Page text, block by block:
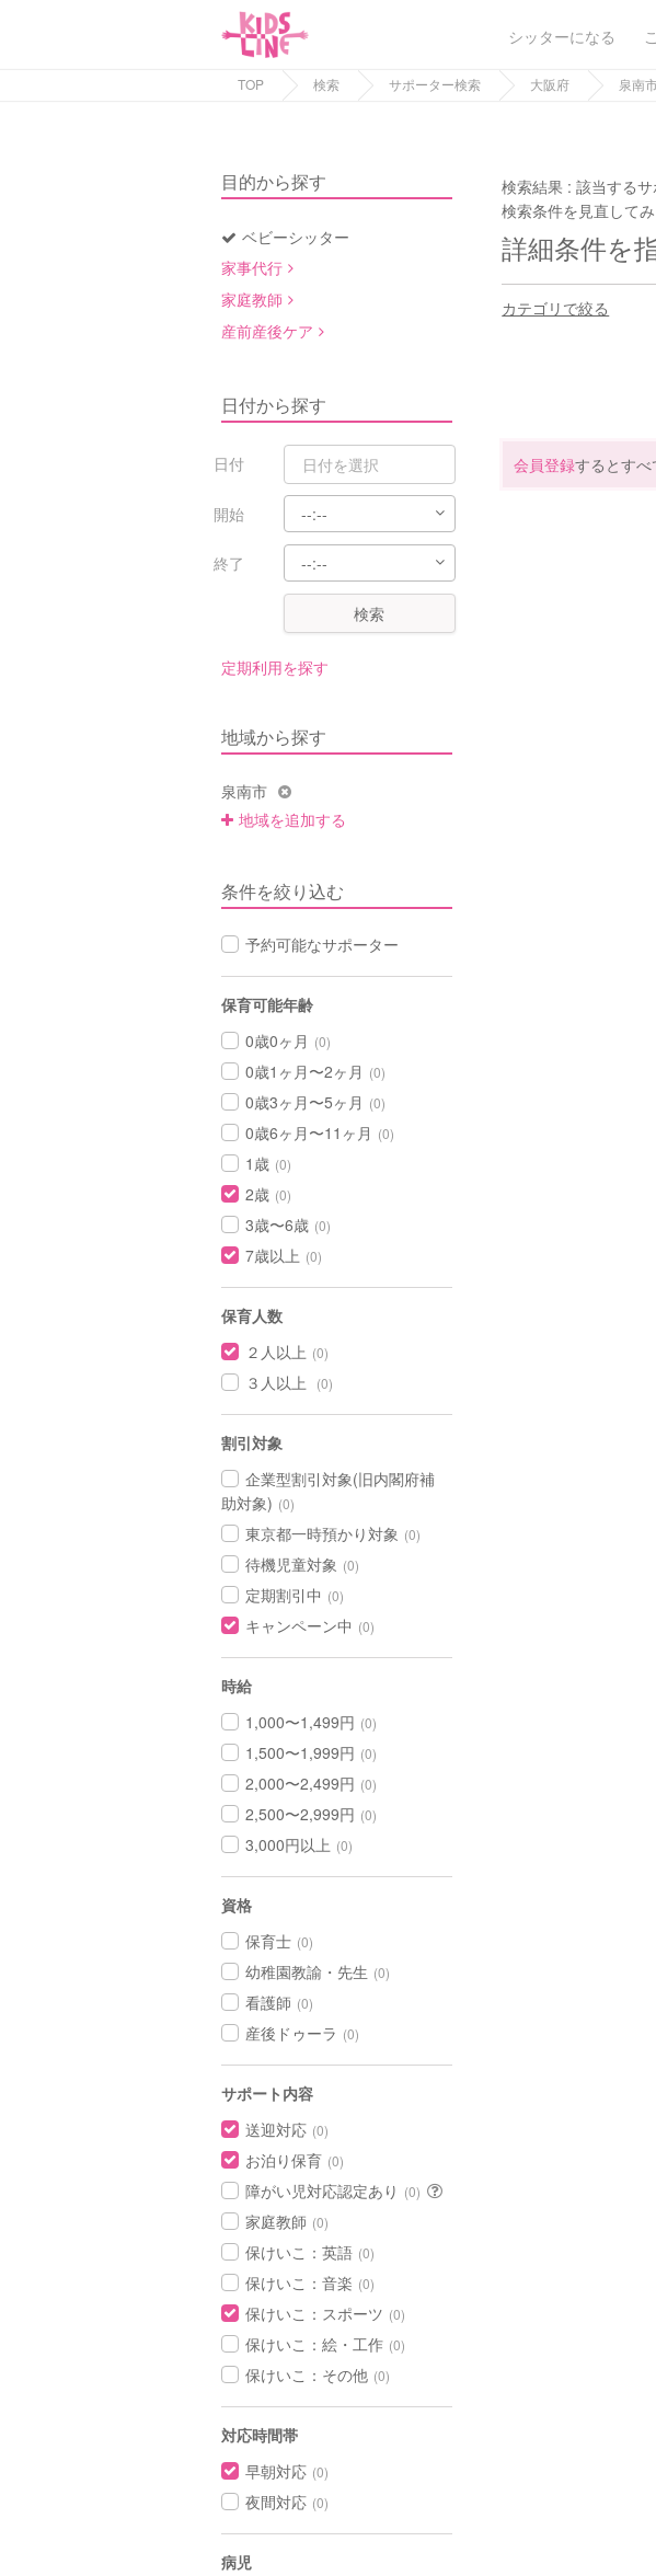
シッターになる
TOP 検索 サポーター検索 大阪府 泉南
目的から探す
ベビーシッター
家事代行
家庭教師
産前産後ケア
日付から探す
日付
開始
終了
検索
定期利用を探す
地域から探す
泉南市
地域を追加する
条件を絞り込む
予約可能なサポーター
保育可能年齢
0歳0ヶ月 (0)
0歳1ヶ月〜2ヶ月 (0)
0歳3ヶ月〜5ヶ月 (0)
0歳6ヶ月〜11ヶ月 (0)
1歳 (0)
2歳 (0)
3歳〜6歳 (0)
7歳以上 (0)
保育人数
２人以上 (0)
３人以上 (0)
割引対象
企業型割引対象(旧内閣府補
助対象) (0)
東京都一時預かり対象 (0)
待機児童対象 (0)
定期割引中 (0)
キャンペーン中 (0)
時給
1,000〜1,499円 (0)
1,500〜1,999円 (0)
2,000〜2,499円 (0)
2,500〜2,999円 (0)
3,000円以上 (0)
資格
保育士 (0)
幼稚園教諭・先生 (0)
看護師 (0)
産後ドゥーラ (0)
サポート内容
送迎対応 (0)
お泊り保育 (0)
障がい児対応認定あり (0)
家庭教師 (0)
保けいこ：英語 (0)
保けいこ：音楽 (0)
保けいこ：スポーツ (0)
保けいこ：絵・工作 (0)
保けいこ：その他 (0)
対応時間帯
早朝対応 (0)
夜間対応 (0)
病児
検索結果 :該当するサ
検索条件を見直してみ
詳細条件を
カテゴリで絞る
会員登録するとす